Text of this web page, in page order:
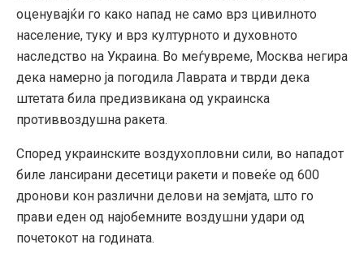
оценувајќи го како напад не само врз цивилното
население, туку и врз културното и духовното
наследство на Украина. Во меѓувреме, Москва негира
дека намерно ја погодила Лаврата и тврди дека
штетата била предизвикана од украинска
противвоздушна ракета.
Според украинските воздухопловни сили, во нападот
биле лансирани десетици ракети и повеќе од 600
дронови кон различни делови на земјата, што го
прави еден од најобемните воздушни удари од
почетокот на годината.